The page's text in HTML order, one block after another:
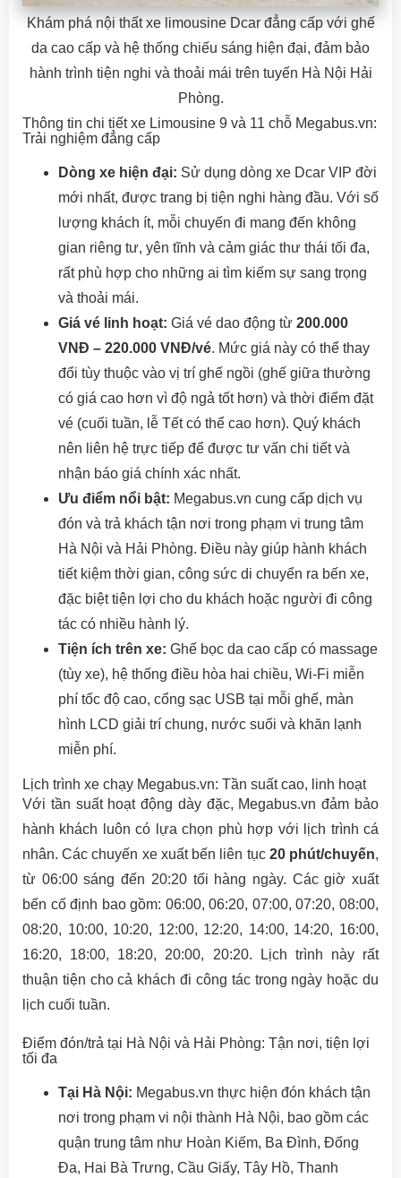
Khám phá nội thất xe limousine Dcar đẳng cấp với ghế
da cao cấp và hệ thống chiếu sáng hiện đại, đảm bảo
hành trình tiện nghi và thoải mái trên tuyến Hà Nội Hải
Phòng.
Thông tin chi tiết xe Limousine 9 và 11 chỗ Megabus.vn:
Trải nghiệm đẳng cấp
Dòng xe hiện đại: Sử dụng dòng xe Dcar VIP đời
mới nhất, được trang bị tiện nghi hàng đầu. Với số
lượng khách ít, mỗi chuyến đi mang đến không
gian riêng tư, yên tĩnh và cảm giác thư thái tối đa,
rất phù hợp cho những ai tìm kiếm sự sang trọng
và thoải mái.
Giá vé linh hoạt: Giá vé dao động từ 200.000
VNĐ – 220.000 VNĐ/vé. Mức giá này có thể thay
đổi tùy thuộc vào vị trí ghế ngồi (ghế giữa thường
có giá cao hơn vì độ ngả tốt hơn) và thời điểm đặt
vé (cuối tuần, lễ Tết có thể cao hơn). Quý khách
nên liên hệ trực tiếp để được tư vấn chi tiết và
nhận báo giá chính xác nhất.
Ưu điểm nổi bật: Megabus.vn cung cấp dịch vụ
đón và trả khách tận nơi trong phạm vi trung tâm
Hà Nội và Hải Phòng. Điều này giúp hành khách
tiết kiệm thời gian, công sức di chuyển ra bến xe,
đặc biệt tiện lợi cho du khách hoặc người đi công
tác có nhiều hành lý.
Tiện ích trên xe: Ghế bọc da cao cấp có massage
(tùy xe), hệ thống điều hòa hai chiều, Wi-Fi miễn
phí tốc độ cao, cổng sạc USB tại mỗi ghế, màn
hình LCD giải trí chung, nước suối và khăn lạnh
miễn phí.
Lịch trình xe chạy Megabus.vn: Tần suất cao, linh hoạt
Với tần suất hoạt động dày đặc, Megabus.vn đảm bảo
hành khách luôn có lựa chọn phù hợp với lịch trình cá
nhân. Các chuyến xe xuất bến liên tục 20 phút/chuyến,
từ 06:00 sáng đến 20:20 tối hàng ngày. Các giờ xuất
bến cố định bao gồm: 06:00, 06:20, 07:00, 07:20, 08:00,
08:20, 10:00, 10:20, 12:00, 12:20, 14:00, 14:20, 16:00,
16:20, 18:00, 18:20, 20:00, 20:20. Lịch trình này rất
thuận tiện cho cả khách đi công tác trong ngày hoặc du
lịch cuối tuần.
Điểm đón/trả tại Hà Nội và Hải Phòng: Tận nơi, tiện lợi
tối đa
Tại Hà Nội: Megabus.vn thực hiện đón khách tận
nơi trong phạm vi nội thành Hà Nội, bao gồm các
quận trung tâm như Hoàn Kiếm, Ba Đình, Đống
Đa, Hai Bà Trưng, Cầu Giấy, Tây Hồ, Thanh